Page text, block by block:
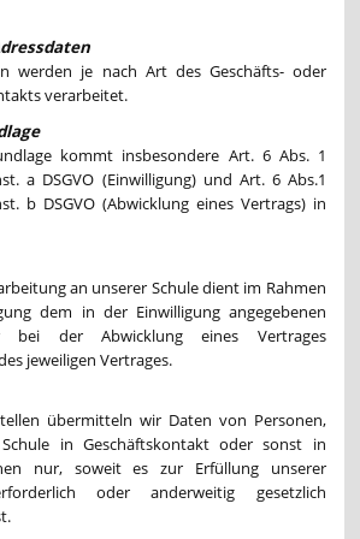
werden je nach Art des Geschäfts- oder
verarbeitet.
kommt insbesondere Art. 6 Abs. 1
a DSGVO (Einwilligung) und Art. 6 Abs.1
b DSGVO (Abwicklung eines Vertrags) in
an unserer Schule dient im Rahmen
dem in der Einwilligung angegebenen
bei der Abwicklung eines Vertrages
jeweiligen Vertrages.
übermitteln wir Daten von Personen,
in Geschäftskontakt oder sonst in
nur, soweit es zur Erfüllung unserer
oder anderweitig gesetzlich